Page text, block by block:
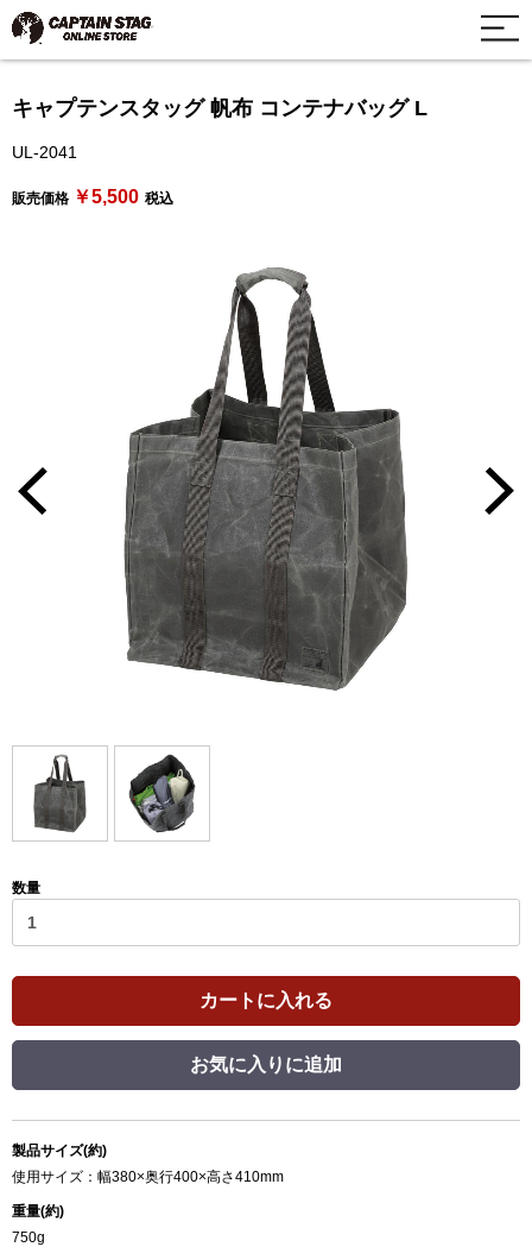
キャプテンスタッグ 帆布 コンテナバッグ L
UL-2041
販売価格 ￥5,500 税込
数量
カートに入れる
お気に入りに追加
製品サイズ(約)
使用サイズ：幅380×奥行400×高さ410mm
重量(約)
750g